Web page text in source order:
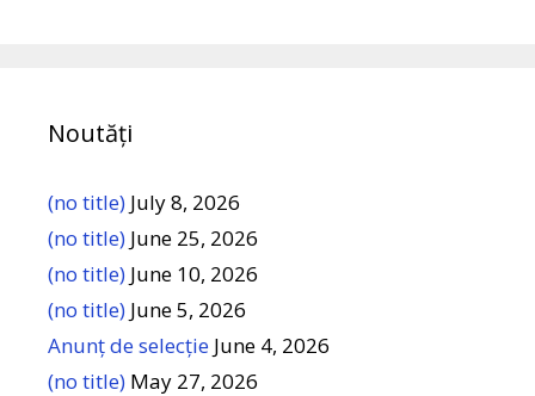
Noutăți
(no title) July 8, 2026
(no title) June 25, 2026
(no title) June 10, 2026
(no title) June 5, 2026
Anunț de selecție June 4, 2026
(no title) May 27, 2026